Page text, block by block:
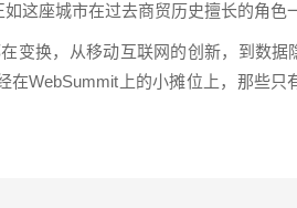
这座城市在过去商贸历史擅长的角色
变换，从移动互联网的创新，到数据
WebSummit上的小摊位上，那些只